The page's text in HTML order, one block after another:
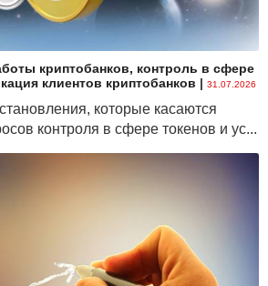
криптобанков, контроль в сфере
клиентов криптобанков | 31.07.2026
которые касаются
контроля в сфере токенов и ус...